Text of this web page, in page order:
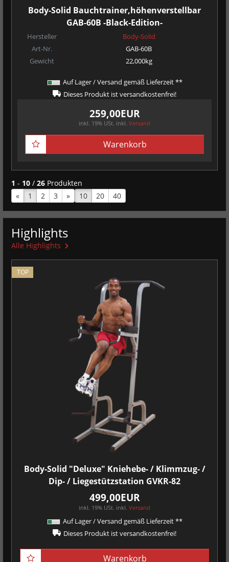
Body-Solid Bauchtrainer,höhenverstellbar
GAB-60B -Black-Edition-
Hersteller
Body-Solid
Art-Nr.
GAB-60B
Gewicht
22,000kg
Auf Lager / Versand gemäß Lieferzeit **
Dieses Produkt ist versandkostenfrei!
259,00EUR
inkl. 19% USt. inkl. Versand
Warenkorb
1 - 10 / 26 Produkten
« vorherige Seite
1 2 3 nächste Seite
» 10 20 40
Highlights
Alle Highlights
TOP
Body-Solid "Deluxe" Kniehebe- / Klimmzug- /
Dip- / Liegestützstation GVKR-82
499,00EUR
inkl. 19% USt. inkl. Versand
Auf Lager / Versand gemäß Lieferzeit **
Dieses Produkt ist versandkostenfrei!
Warenkorb